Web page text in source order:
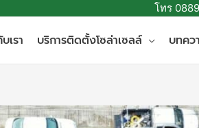
โทร
เรา บริการติดตั้งโซล่าเซลล์ บทคว